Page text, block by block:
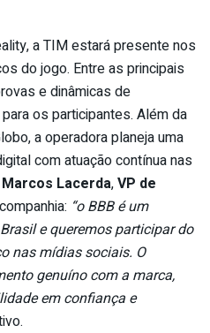
a TIM estará presente nos
do jogo. Entre as principais
e dinâmicas de
os participantes. Além da
a operadora planeja uma
com atuação contínua nas
Marcos Lacerda,VP de
“o BBB é um
e queremos participar do
nas mídias sociais. O
genuíno com a marca,
em confiança e